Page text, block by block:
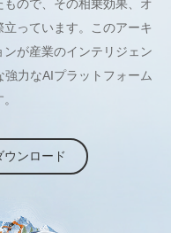
ので、その相乗効果、オ
っています。このアーキ
が産業のインテリジェン
強力なAIプラットフォーム
ウンロード